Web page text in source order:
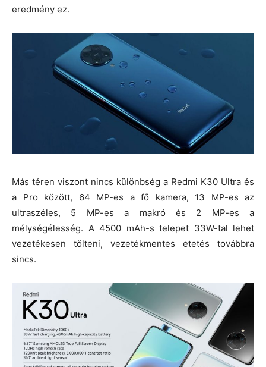
eredmény ez.
Más téren viszont nincs különbség a Redmi K30 Ultra és
a Pro között, 64 MP-es a fő kamera, 13 MP-es az
ultraszéles, 5 MP-es a makró és 2 MP-es a
mélységélesség. A 4500 mAh-s telepet 33W-tal lehet
vezetékesen tölteni, vezetékmentes etetés továbbra
sincs.